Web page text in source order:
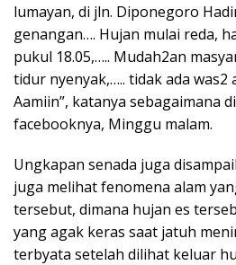
lumayan, di jln. Diponegoro
genangan…. Hujan mulai reda,
pukul 18.05,….. Mudah2an
tidur nyenyak,….. tidak ada
Aamiin”, katanya sebagaimana
facebooknya, Minggu malam.
Ungkapan senada juga
juga melihat fenomena alam
tersebut, dimana hujan es
yang agak keras saat jatuh
terbyata setelah dilihat keluar